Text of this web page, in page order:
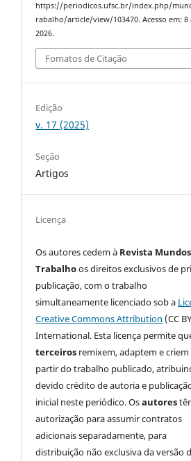
https://periodicos.ufsc.br/index.php/
rabalho/article/view/103470. Acesso em: 8
2026.
Fomatos de Citação
Edição
v. 17 (2025)
Seção
Artigos
Licença
Os autores cedem à Revista
Trabalhoos direitos exclusivos de
publicação, com o trabalho
simultaneamente licenciado sob a
Creative Commons Attribution (CC
International. Esta licença permite
terceiros remixem, adaptem e criem
partir do trabalho publicado,
devido crédito de autoria e
inicial neste periódico. Osautores
autorização para assumir contratos
adicionais separadamente, para
distribuição não exclusiva da versão